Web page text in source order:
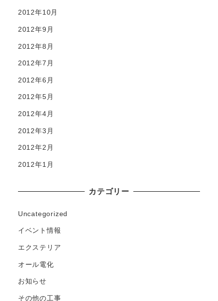
2012年10月
2012年9月
2012年8月
2012年7月
2012年6月
2012年5月
2012年4月
2012年3月
2012年2月
2012年1月
カテゴリー
Uncategorized
イベント情報
エクステリア
オール電化
お知らせ
その他の工事